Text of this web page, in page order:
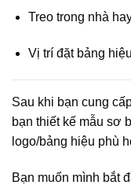
Treo trong nhà
Vị trí đặt bảng
Sau khi bạn cung
bạn thiết kế mẫu sơ
logo/bảng hiệu phù
Bạn muốn mình bắt